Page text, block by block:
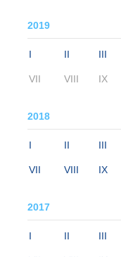
2019
I II III
VII VIII IX
2018
I II III
VII VIII IX
2017
I II III